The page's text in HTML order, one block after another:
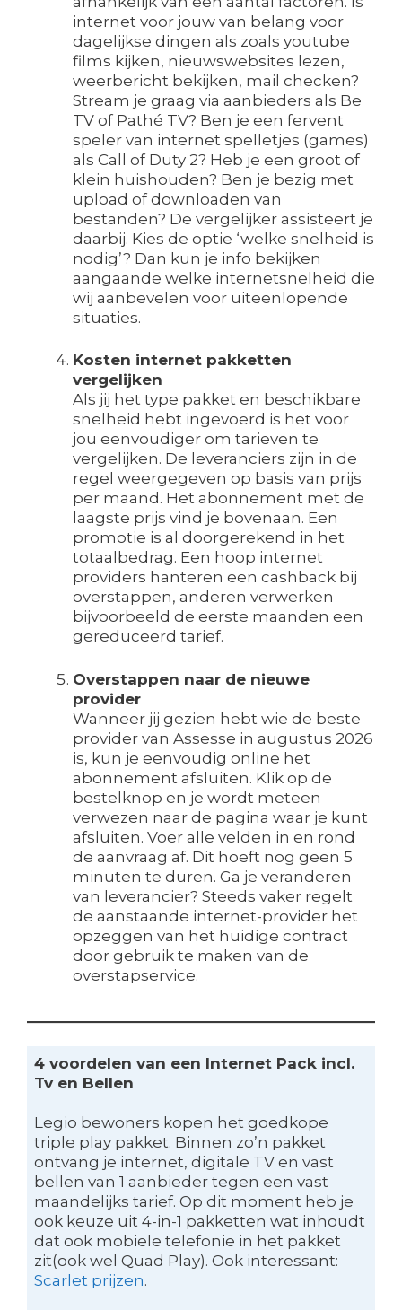
internet voor jouw van belang voor
dagelijkse dingen als zoals youtube
films kijken, nieuwswebsites lezen,
weerbericht bekijken, mail checken?
Stream je graag via aanbieders als Be
TV of Pathé TV? Ben je een fervent
speler van internet spelletjes (games)
als Call of Duty 2? Heb je een groot of
klein huishouden? Ben je bezig met
upload of downloaden van
bestanden? De vergelijker assisteert je
daarbij. Kies de optie ‘welke snelheid is
nodig’? Dan kun je info bekijken
aangaande welke internetsnelheid die
wij aanbevelen voor uiteenlopende
situaties.
Kosten internet pakketten
vergelijken
Als jij het type pakket en beschikbare
snelheid hebt ingevoerd is het voor
jou eenvoudiger om tarieven te
vergelijken. De leveranciers zijn in de
regel weergegeven op basis van prijs
per maand. Het abonnement met de
laagste prijs vind je bovenaan. Een
promotie is al doorgerekend in het
totaalbedrag. Een hoop internet
providers hanteren een cashback bij
overstappen, anderen verwerken
bijvoorbeeld de eerste maanden een
gereduceerd tarief.
Overstappen naar de nieuwe
provider
Wanneer jij gezien hebt wie de beste
provider van Assesse in augustus 2026
is, kun je eenvoudig online het
abonnement afsluiten. Klik op de
bestelknop en je wordt meteen
verwezen naar de pagina waar je kunt
afsluiten. Voer alle velden in en rond
de aanvraag af. Dit hoeft nog geen 5
minuten te duren. Ga je veranderen
van leverancier? Steeds vaker regelt
de aanstaande internet-provider het
opzeggen van het huidige contract
door gebruik te maken van de
overstapservice.
4 voordelen van een Internet Pack incl.
Tv en Bellen
Legio bewoners kopen het goedkope
triple play pakket. Binnen zo’n pakket
ontvang je internet, digitale TV en vast
bellen van 1 aanbieder tegen een vast
maandelijks tarief. Op dit moment heb je
ook keuze uit 4-in-1 pakketten wat inhoudt
dat ook mobiele telefonie in het pakket
zit(ook wel Quad Play). Ook interessant:
Scarlet prijzen.